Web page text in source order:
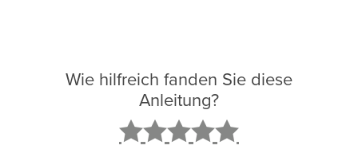
Wie hilfreich fanden Sie diese
Anleitung?